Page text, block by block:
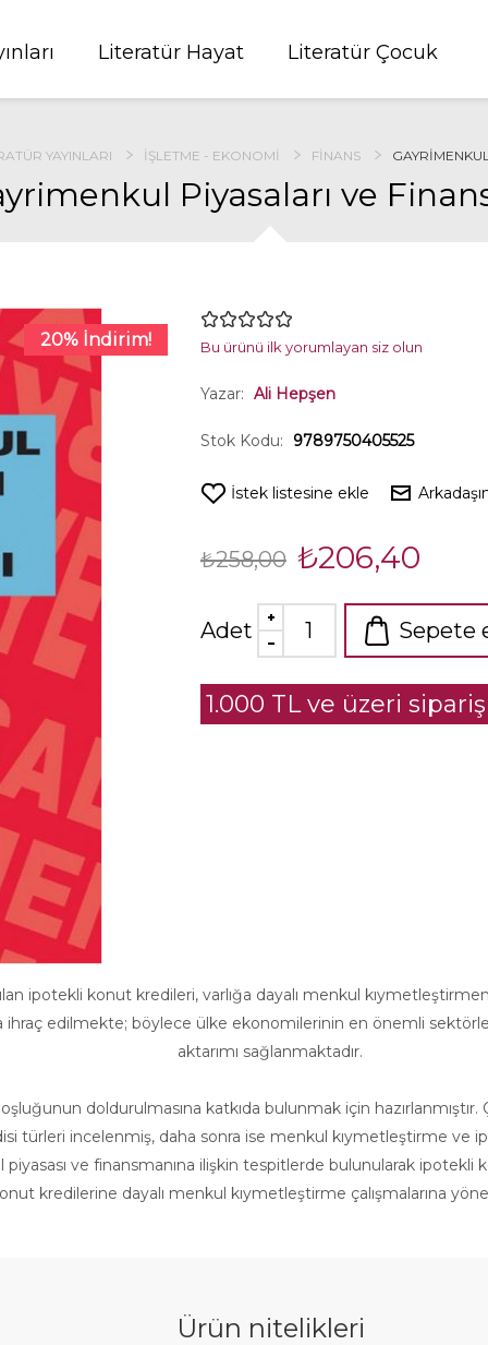
Literatür Hayat Literatür Çocuk
YAYINLARI İŞLETME - EKONOMI FINANS
Piyasaları ve
20% İndirim! Bu ürünü ilk yorumlayan siz olun
Yazar: Ali Hepşen
Stok Kodu: 9789750405525
İstek listesine ekle
₺258,00 ₺206,40
Adet Sepete
1.000 TL ve üzeri
ipotekli konut kredileri, varlığa dayalı menkul
ihraç edilmekte; böylece ülke ekonomilerinin en önemli
aktarımı sağlanmaktadır.
doldurulmasına katkıda bulunmak için
türleri incelenmiş, daha sonra ise menkul kıymetleştirme ve
piyasası ve finansmanına ilişkin tespitlerde bulunularak
kredilerine dayalı menkul kıymetleştirme çalışmalarına
Ürün nitelikleri